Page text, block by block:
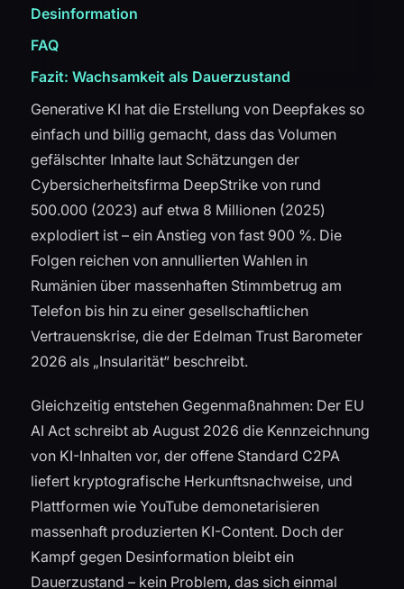
Desinformation
FAQ
Fazit: Wachsamkeit als Dauerzustand
Generative KI hat die Erstellung von Deepfakes so
einfach und billig gemacht, dass das Volumen
gefälschter Inhalte laut Schätzungen der
Cybersicherheitsfirma DeepStrike von rund
500.000 (2023) auf etwa 8 Millionen (2025)
explodiert ist – ein Anstieg von fast 900 %. Die
Folgen reichen von annullierten Wahlen in
Rumänien über massenhaften Stimmbetrug am
Telefon bis hin zu einer gesellschaftlichen
Vertrauenskrise, die der Edelman Trust Barometer
2026 als „Insularität“ beschreibt.
Gleichzeitig entstehen Gegenmaßnahmen: Der EU
AI Act schreibt ab August 2026 die Kennzeichnung
von KI-Inhalten vor, der offene Standard C2PA
liefert kryptografische Herkunftsnachweise, und
Plattformen wie YouTube demonetarisieren
massenhaft produzierten KI-Content. Doch der
Kampf gegen Desinformation bleibt ein
Dauerzustand – kein Problem, das sich einmal